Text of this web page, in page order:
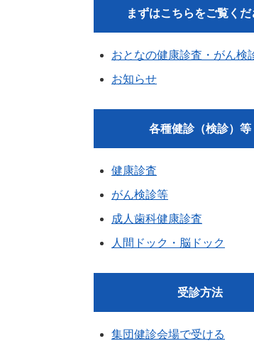
まずはこちらをご覧くだ
おとなの健康診査・がん検
お知らせ
各種健診（検診）等
健康診査
がん検診等
成人歯科健康診査
人間ドック・脳ドック
受診方法
集団健診会場で受ける